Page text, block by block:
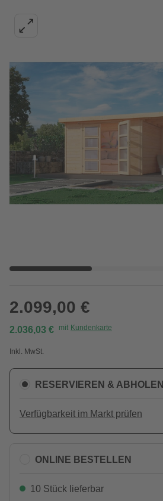
2.099,00 €
2.036,03 € mit Kundenkarte
Inkl. MwSt.
RESERVIEREN & ABHOLEN
Verfügbarkeit im Markt prüfen
ONLINE BESTELLEN
10 Stück lieferbar